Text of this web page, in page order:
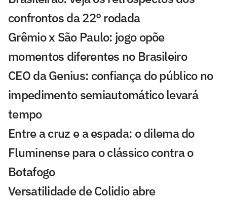
confrontos da 22° rodada
Grêmio x São Paulo: jogo opõe
momentos diferentes no Brasileiro
CEO da Genius: confiança do público no
impedimento semiautomático levará
tempo
Entre a cruz e a espada: o dilema do
Fluminense para o clássico contra o
Botafogo
Versatilidade de Colidio abre